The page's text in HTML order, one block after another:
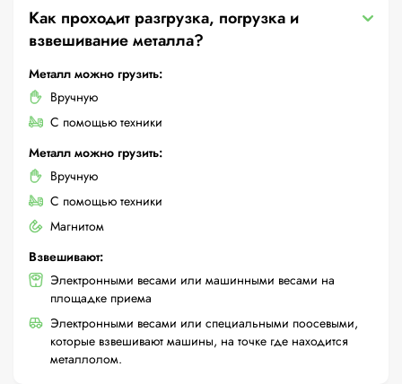
Как проходит разгрузка, погрузка и
взвешивание металла?
Металл можно грузить:
Вручную
С помощью техники
Металл можно грузить:
Вручную
С помощью техники
Магнитом
Взвешивают:
Электронными весами или машинными весами на
площадке приема
Электронными весами или специальными поосевыми,
которые взвешивают машины, на точке где находится
металлолом.